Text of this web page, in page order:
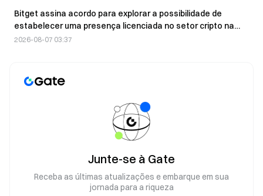
Bitget assina acordo para explorar a possibilidade de
estabelecer uma presença licenciada no setor cripto na
$100B Zona Econômica do Butão
2026-08-07 03:37
Junte-se à Gate
Receba as últimas atualizações e embarque em sua
jornada para a riqueza